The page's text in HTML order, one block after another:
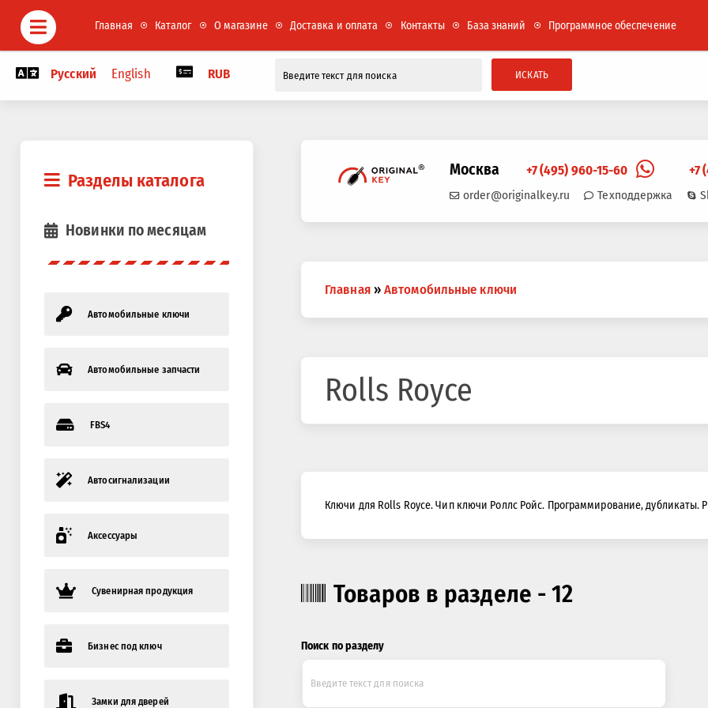
Главная Каталог О магазине Доставка и оплата Контакты База знаний Программное обеспечение
Русский English RUB ИСКАТЬ
Разделы каталога
Новинки по месяцам
Автомобильные ключи
Автомобильные запчасти
FBS4
Автосигнализации
Аксессуары
Сувенирная продукция
Бизнес под ключ
Замки для дверей
Москва +7 (495) 960-15-60 +7
order@originalkey.ru Техподдержка
здесь
Главная » Автомобильные ключи
Rolls Royce
Ключи для Rolls Royce. Чип ключи Роллс Ройс. Программирование, дубликаты.
Товаров в разделе - 12
Поиск по разделу